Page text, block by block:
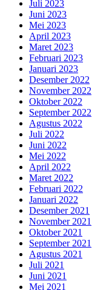
Juli 2023
Juni 2023
Mei 2023
April 2023
Maret 2023
Februari 2023
Januari 2023
Desember 2022
November 2022
Oktober 2022
September 2022
Agustus 2022
Juli 2022
Juni 2022
Mei 2022
April 2022
Maret 2022
Februari 2022
Januari 2022
Desember 2021
November 2021
Oktober 2021
September 2021
Agustus 2021
Juli 2021
Juni 2021
Mei 2021